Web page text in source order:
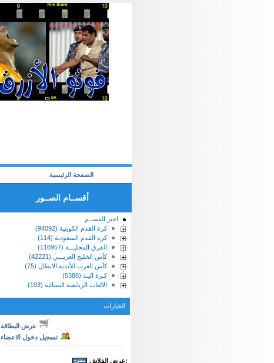
الصفحة الرئيسية
أقســام الصــور
اختر القســم
كرة القدم الكويتية (94092)
كرة القدم السعودية (114)
الفرق المحليـــة (116957)
كأس الخليج العربـــي (42221)
كأس العرب للأندية الابطال (75)
كـرة اليـد (5388)
الالعاب الرياضية النسائية (103)
الخيارات
عرض البطاقة
تسجيل دخول الاعضاء
:عرض الفلاش